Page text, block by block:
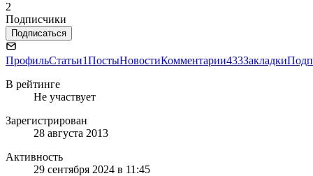
2
Подписчики
Подписаться
ПрофильСтатьи1ПостыНовостиКомментарии433Закладки
В рейтинге
Не участвует
Зарегистрирован
28 августа 2013
Активность
29 сентября 2024 в 11:45